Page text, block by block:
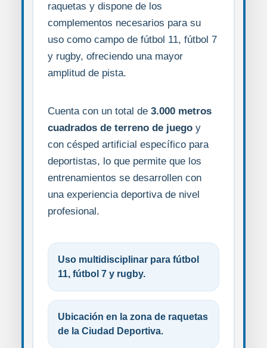
raquetas y dispone de los
complementos necesarios para su
uso como campo de fútbol 11, fútbol 7
y rugby, ofreciendo una mayor
amplitud de pista.
Cuenta con un total de 3.000 metros
cuadrados de terreno de juego y
con césped artificial específico para
deportistas, lo que permite que los
entrenamientos se desarrollen con
una experiencia deportiva de nivel
profesional.
Uso multidisciplinar para fútbol
11, fútbol 7 y rugby.
Ubicación en la zona de raquetas
de la Ciudad Deportiva.